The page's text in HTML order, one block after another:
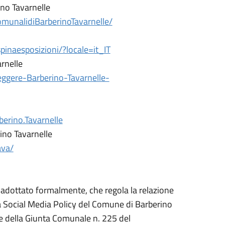
Tavarnelle
?locale=it_IT
Barberino-Tavarnelle-
Tavarnelle
formalmente, che regola la relazione
Media Policy del Comune di Barberino
della Giunta Comunale n. 225 del